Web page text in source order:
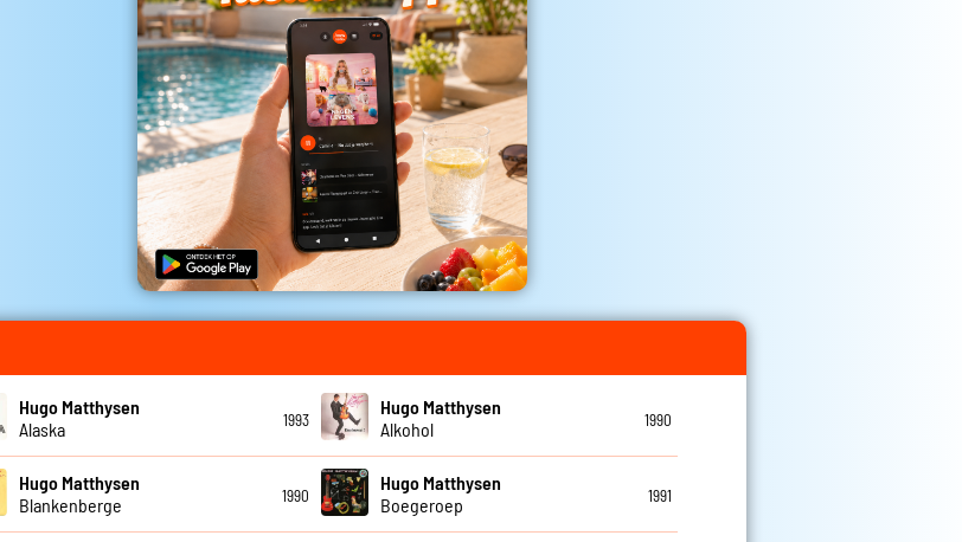
Hugo Matthysen
Alaska
1993
Hugo Matthysen
Alkohol
1990
Hugo Matthysen
Blankenberge
1990
Hugo Matthysen
Boegeroep
1991